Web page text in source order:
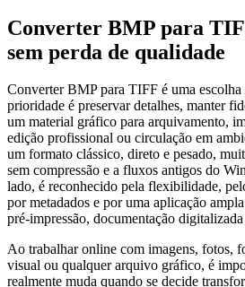
Converter BMP para
sem perda de qualidade
Converter BMP para TIFF é uma
prioridade é preservar detalhes, manter
um material gráfico para arquivamento,
edição profissional ou circulação em
um formato clássico, direto e pesado,
sem compressão e a fluxos antigos do
lado, é reconhecido pela flexibilidade,
por metadados e por uma aplicação
pré-impressão, documentação
Ao trabalhar online com imagens, fotos,
visual ou qualquer arquivo gráfico, é
realmente muda quando se decide